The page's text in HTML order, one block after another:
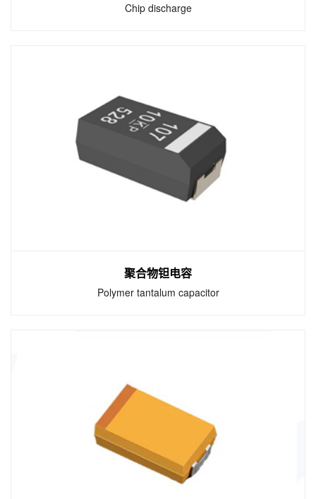
Chip discharge
贴片排容
Chip discharge
是一款4合1电容。排容可以节省空间，提高生
聚合物钽电容
Polymer tantalum capacitor
聚合物钽电容
Polymer tantalum capacitor
聚合物电容已成为寻求低ESR、高容值、长寿
命、小尺寸、薄型机高纹波电流处理能力的应
用的最佳电容解决方案。固态电解电容与导电
聚合物阴极的搭配使用成为业界具有最低ESR
的超高能量密度电容解决方案。